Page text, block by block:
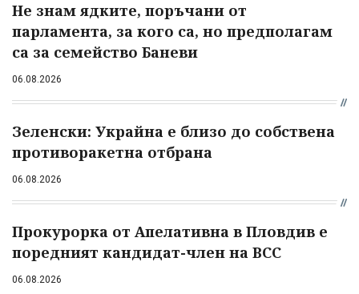
Не знам ядките, поръчани от
парламента, за кого са, но предполагам
са за семейство Баневи
06.08.2026
Зеленски: Украйна е близо до собствена
противоракетна отбрана
06.08.2026
Прокурорка от Апелативна в Пловдив е
поредният кандидат-член на ВСС
06.08.2026